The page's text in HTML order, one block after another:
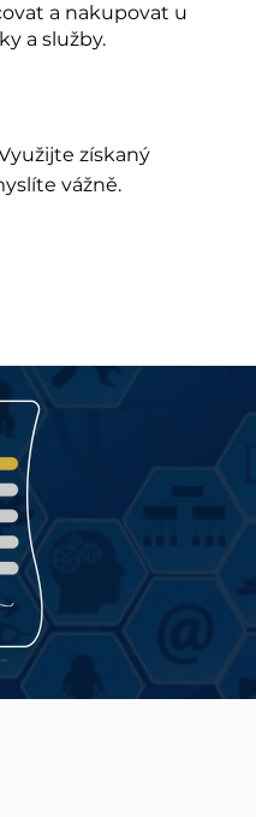
a nakupovat u
a služby.
získaný
vážně.